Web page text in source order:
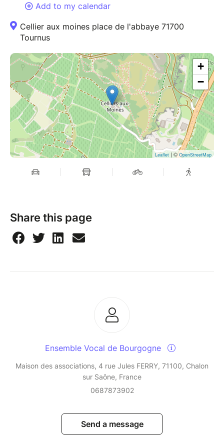
Add to my calendar
Cellier aux moines place de l'abbaye 71700
Tournus
+
−
Leaflet | ©OpenStreetMap
Share this page
Ensemble Vocal de Bourgogne
Maison des associations, 4 rue Jules FERRY, 71100, Chalon
sur Saône, France
0687873902
Send a message